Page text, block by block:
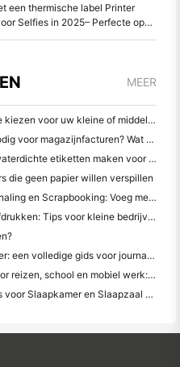
een thermische label Printer
in 2025– Perfecte opnamen, Instant Prints
MEER
Hoe de juiste restaurant software te kiezen voor uw kleine of middelgrote restaurant
Heb je een draagbare A4-printer nodig voor magazijnfacturen? Wat werkelijk werkt
Kunnen thermische etiketprinters waterdichte etiketten maken voor kleine bedrijfsproducten?
die geen papier willen verspillen
Beste Color Label Maker voor Journaling en Scrapbooking: Voeg meer kleur toe aan elke pagina
Handschrift vs. Verzendetiketten afdrukken: Tips voor kleine bedrijven in 2026
Hoe kies je een Pocket Photo Printer: een volledige gids voor journaling, reizen en iPhone-gebruikers
Beste inktloze draagbare printer voor reizen, school en mobiel werk: Hanin MT620 Pro Review
Mini Foto Wall Layout Ideeën & Tips voor Slaapkamer en Slaapzaal Decoratie